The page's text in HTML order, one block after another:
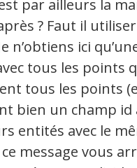
par ailleurs la
? Faut il
n’obtiens ici
tous les points
tous les points
bien un champ id
entités avec le
message vous